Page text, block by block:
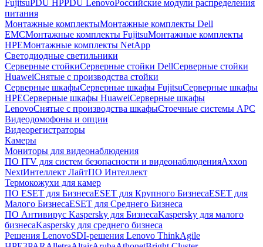
FujitsuPDU HPPDU LenovoРоссийские модули распределения
питания
Монтажные комплектыМонтажные комплекты Dell
EMCМонтажные комплекты FujitsuМонтажные комплекты
HPEМонтажные комплекты NetApp
Светодиодные светильники
Серверные стойкиСерверные стойки DellСерверные стойки
HuaweiСнятые с производства стойки
Серверные шкафыСерверные шкафы FujitsuСерверные шкафы
HPEСерверные шкафы HuaweiСерверные шкафы
LenovoСнятые с производства шкафыСтоечные системы APC
Видеодомофоны и опции
Видеорегистраторы
Камеры
Мониторы для видеонаблюдения
ПО ITV для систем безопасности и видеонаблюденияAxxon
NextИнтеллект ЛайтПО Интеллект
Термокожухи для камер
ПО ESET для БизнесаESET для Крупного БизнесаESET для
Малого БизнесаESET для Среднего Бизнеса
ПО Антивирус Kaspersky для БизнесаKaspersky для малого
бизнесаKaspersky для среднего бизнеса
Решения LenovoSDI-решения Lenovo ThinkAgile